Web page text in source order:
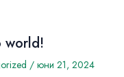
world!
/ юни 21, 2024